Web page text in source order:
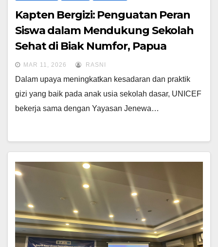
Kapten Bergizi: Penguatan Peran
Siswa dalam Mendukung Sekolah
Sehat di Biak Numfor, Papua
MAR 11, 2026 RASNI
Dalam upaya meningkatkan kesadaran dan praktik
gizi yang baik pada anak usia sekolah dasar, UNICEF
bekerja sama dengan Yayasan Jenewa…